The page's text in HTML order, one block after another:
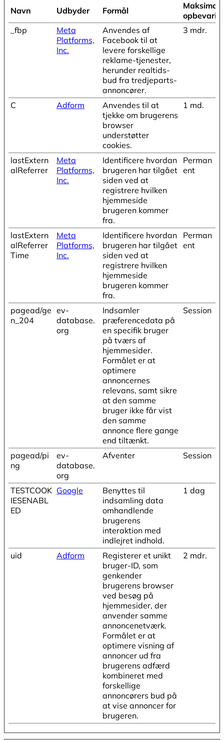
Navn Udbyder Formål
Maksimal
_fbp
Meta
Platforms,
Inc.
Anvendes af
Facebook til at
levere forskellige
reklame-tjenester,
herunder realtids-
bud fra tredjeparts-
annoncører.
3 mdr.
C Adform
Anvendes til at
tjekke om brugerens
browser
understøtter
cookies.
1 md.
lastExtern
alReferrer
Meta
Platforms,
Inc.
Identificere hvordan
brugeren har tilgået
siden ved at
registrere hvilken
hjemmeside
brugeren kommer
fra.
Perman
ent
lastExtern
alReferrer
Time
Meta
Platforms,
Inc.
Identificere hvordan
brugeren har tilgået
siden ved at
registrere hvilken
hjemmeside
brugeren kommer
fra.
Perman
ent
pagead/ge
n_204
ev-
database.
org
Indsamler
præferencedata på
en specifik bruger
på tværs af
hjemmesider.
Formålet er at
optimere
annoncernes
relevans, samt sikre
at den samme
bruger ikke får vist
den samme
annonce flere gange
end tiltænkt.
Session
pagead/pi
ng
ev-
database.
org
Afventer Session
TESTCOOK
IESENABL
ED
Google
Benyttes til
indsamling data
omhandlende
brugerens
interaktion med
indlejret indhold.
1 dag
uid Adform
Registerer et unikt
bruger-ID, som
genkender
brugerens browser
ved besøg på
hjemmesider, der
anvender samme
annoncenetværk.
Formålet er at
optimere visning af
annoncer ud fra
brugerens adfærd
kombineret med
forskellige
annoncørers bud på
at vise annoncer for
brugeren.
2 mdr.